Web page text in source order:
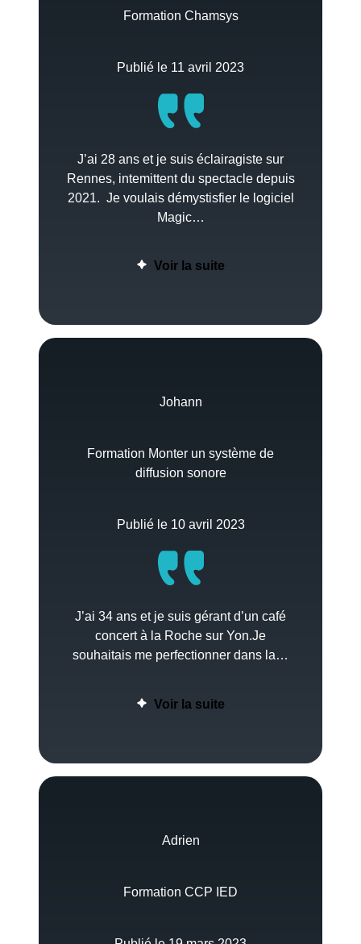
Formation Chamsys
Publié le 11 avril 2023
J’ai 28 ans et je suis éclairagiste sur
Rennes, intemittent du spectacle depuis
2021. Je voulais démystisfier le logiciel
Magic…
Voir la suite
Johann
Formation Monter un système de
diffusion sonore
Publié le 10 avril 2023
J’ai 34 ans et je suis gérant d’un café
concert à la Roche sur Yon.Je
souhaitais me perfectionner dans la…
Voir la suite
Adrien
Formation CCP IED